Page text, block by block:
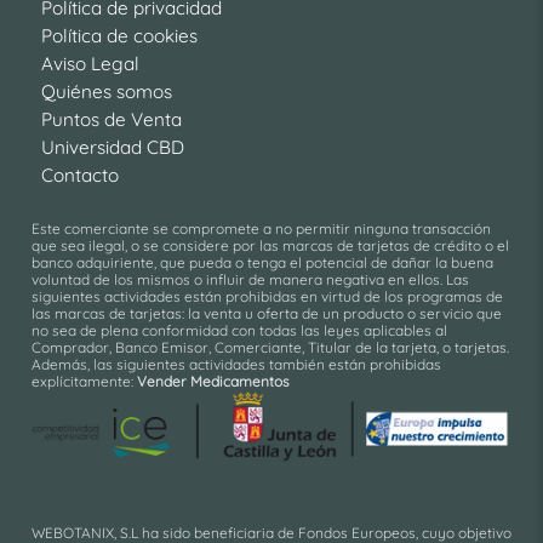
Política de privacidad
Política de cookies
Aviso Legal
Quiénes somos
Puntos de Venta
Universidad CBD
Contacto
Este comerciante se compromete a no permitir ninguna transacción
que sea ilegal, o se considere por las marcas de tarjetas de crédito o el
banco adquiriente, que pueda o tenga el potencial de dañar la buena
voluntad de los mismos o influir de manera negativa en ellos. Las
siguientes actividades están prohibidas en virtud de los programas de
las marcas de tarjetas: la venta u oferta de un producto o servicio que
no sea de plena conformidad con todas las leyes aplicables al
Comprador, Banco Emisor, Comerciante, Titular de la tarjeta, o tarjetas.
Además, las siguientes actividades también están prohibidas
explícitamente: Vender Medicamentos
WEBOTANIX, S.L ha sido beneficiaria de Fondos Europeos, cuyo objetivo